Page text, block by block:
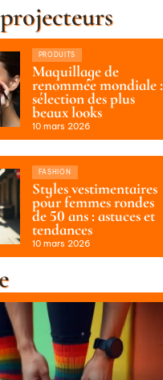
PRODUITS
Maquillage de
renommée mondiale :
sélection des plus
beaux looks
10 mars 2026
FASHION
Styles vestimentaires
pour femmes rondes
de 50 ans : astuces et
tendances
10 mars 2026